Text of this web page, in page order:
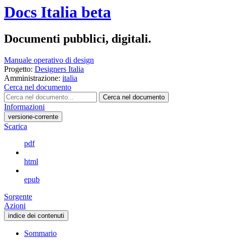
Docs Italia beta
Documenti pubblici, digitali.
Manuale operativo di design
Progetto: Designers Italia
Amministrazione: italia
Cerca nel documento
Cerca nel documento
Informazioni
versione-corrente
Scarica
pdf
html
epub
Sorgente
Azioni
indice dei contenuti
Sommario